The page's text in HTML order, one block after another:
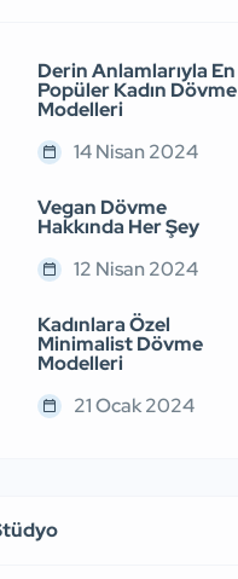
Derin Anlamlarıyla En
Popüler Kadın Dövme
Modelleri
14 Nisan 2024
Vegan Dövme
Hakkında Her Şey
12 Nisan 2024
Kadınlara Özel
Minimalist Dövme
Modelleri
21 Ocak 2024